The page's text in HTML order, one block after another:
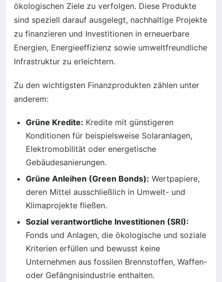
ökologischen Ziele zu verfolgen. Diese Produkte
sind speziell darauf ausgelegt, nachhaltige Projekte
zu finanzieren und Investitionen in erneuerbare
Energien, Energieeffizienz sowie umweltfreundliche
Infrastruktur zu erleichtern.
Zu den wichtigsten Finanzprodukten zählen unter
anderem:
Grüne Kredite: Kredite mit günstigeren
Konditionen für beispielsweise Solaranlagen,
Elektromobilität oder energetische
Gebäudesanierungen.
Grüne Anleihen (Green Bonds): Wertpapiere,
deren Mittel ausschließlich in Umwelt- und
Klimaprojekte fließen.
Sozial verantwortliche Investitionen (SRI):
Fonds und Anlagen, die ökologische und soziale
Kriterien erfüllen und bewusst keine
Unternehmen aus fossilen Brennstoffen, Waffen-
oder Gefängnisindustrie enthalten.